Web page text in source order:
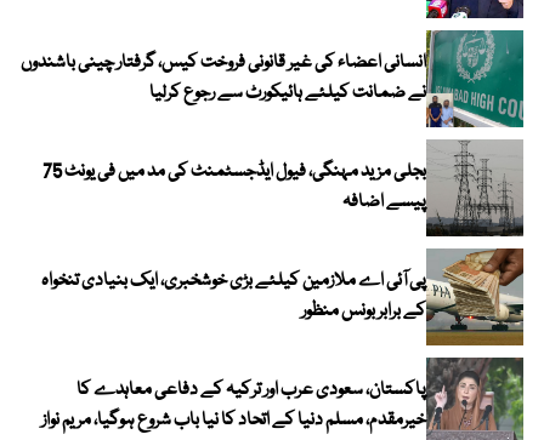
انسانی اعضاء کی غیر قانونی فروخت کیس، گرفتار چینی باشندوں
نے ضمانت کیلئے ہائیکورٹ سے رجوع کرلیا
بجلی مزید مہنگی، فیول ایڈجسٹمنٹ کی مد میں فی یونٹ 75
پیسے اضافہ
پی آئی اے ملازمین کیلئے بڑی خوشخبری، ایک بنیادی تنخواہ
کے برابر بونس منظور
پاکستان، سعودی عرب اور ترکیہ کے دفاعی معاہدے کا
خیرمقدم، مسلم دنیا کے اتحاد کا نیا باب شروع ہوگیا، مریم نواز